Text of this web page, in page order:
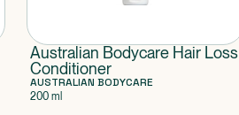
Australian Bodycare Hair Loss
Conditioner
AUSTRALIAN BODYCARE
200 ml